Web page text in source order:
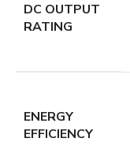
DC OUTPUT
RATING
ENERGY
EFFICIENCY